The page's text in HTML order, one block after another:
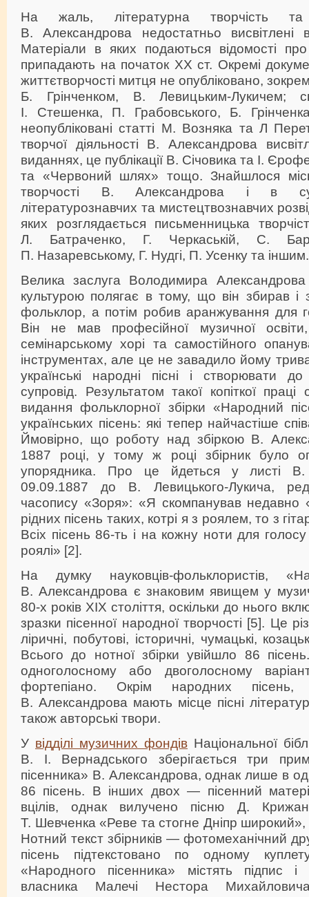
На жаль, літературна творчість
В. Александрова недостатньо висвітлені в
Матеріали в яких подаються відомості
припадають на початок ХХ ст. Окремі
життєтворчості митця не опубліковано,
Б. Грінченком, В. Левицьким-Лукичем;
І. Стешенка, П. Грабовського, Б.
неопубліковані статті М. Возняка та Л
творчої діяльності В. Александрова
виданнях, це публікації В. Січовика та І.
та «Червоний шлях» тощо. Знайшлося
творчості В. Александрова і в
літературознавчих та мистецтвознавчих
яких розглядається письменницька
Л. Батраченко, Г. Черкаській, С.
П. Назаревському, Г. Нудгі, П. Усенку та іншим.
Велика заслуга Володимира Александрова
культурою полягає в тому, що він збирав і
фольклор, а потім робив аранжування для
Він не мав професійної музичної
семінарському хорі та самостійного
інструментах, але це не завадило йому
українські народні пісні і створювати
супровід. Результатом такої копіткої
видання фольклорної збірки «Народний
українських пісень: які тепер найчастіше
Ймовірно, що роботу над збіркою В.
1887 році, у тому ж році збірник було
упорядника. Про це йдеться у листі В.
09.09.1887 до В. Левицького-Лукича,
часопису «Зоря»: «Я скомпанував недавно
рідних пісень таких, котрі я з роялем, то з
Всіх пісень 86-ть і на кожну ноти для
роялі» [2].
На думку науковців-фольклористів,
В. Александрова є знаковим явищем у
80-х років ХІХ століття, оскільки до нього
зразки пісенної народної творчості [5]. Це
ліричні, побутові, історичні, чумацькі,
Всього до нотної збірки увійшло 86
одноголосному або двоголосному
фортепіано. Окрім народних
В. Александрова мають місце пісні
також авторські твори.
У відділі музичних фондів Національної
В. І. Вернадського зберігається три
пісенника» В. Александрова, однак лише в
86 пісень. В інших двох — пісенний
вцілів, однак вилучено пісню Д.
Т. Шевченка «Реве та стогне Дніпр широкий»,
Нотний текст збірників — фотомеханічний
пісень підтекстовано по одному
«Народного пісенника» містять підпис
власника Малечі Нестора